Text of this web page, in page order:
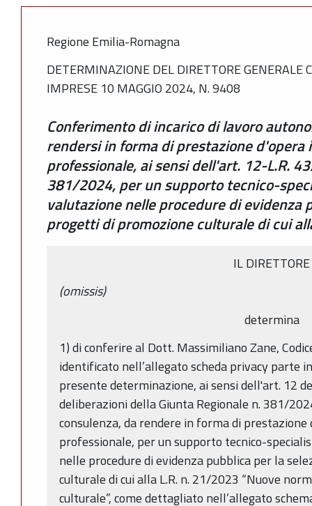
Regione Emilia-Romagna
DETERMINAZIONE DEL DIRETTORE GENERALE
IMPRESE 10 MAGGIO 2024, N. 9408
Conferimento di incarico di lavoro
rendersi in forma di prestazione
professionale, ai sensi dell'art. 12-L.R.
381/2024, per un supporto tecnico-
valutazione nelle procedure di evidenza
progetti di promozione culturale di cui
IL DIRETTORE
(omissis)
determina
1) di conferire al Dott. Massimiliano Zane,
identificato nell’allegato scheda privacy parte
presente determinazione, ai sensi dell'art. 12
deliberazioni della Giunta Regionale n. 381/
consulenza, da rendere in forma di
professionale, per un supporto tecnico-
nelle procedure di evidenza pubblica per la
culturale di cui alla L.R. n. 21/2023 “Nuove
culturale”, come dettagliato nell’allegato